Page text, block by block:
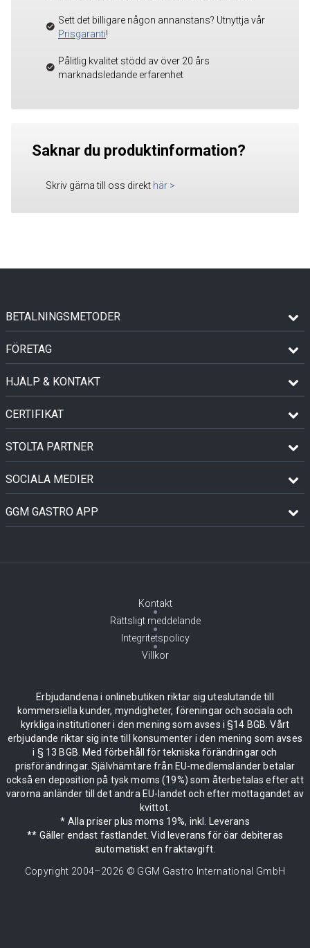
Sett det billigare någon annanstans? Utnyttja vår
Prisgaranti!
Pålitlig kvalitet stödd av över 20 års
marknadsledande erfarenhet
Saknar du produktinformation?
Skriv gärna till oss direkt här >
BETALNINGSMETODER
FÖRETAG
HJÄLP & KONTAKT
CERTIFIKAT
STOLTA PARTNER
SOCIALA MEDIER
GGM GASTRO APP
Kontakt
Rättsligt meddelande
Integritetspolicy
Villkor
Erbjudandena i onlinebutiken riktar sig uteslutande till
kommersiella kunder, myndigheter, föreningar och sociala och
kyrkliga institutioner i den mening som avses i §14 BGB. Vårt
erbjudande riktar sig inte till konsumenter i den mening som avses
i § 13 BGB. Med förbehåll för tekniska förändringar och
prisförändringar. Självhämtare från EU-medlemsländer betalar
också en deposition på tysk moms (19%) som återbetalas efter att
varorna anländer till det andra EU-landet och efter mottagandet av
kvittot.
* Alla priser plus moms 19%, inkl. Leverans
** Gäller endast fastlandet. Vid leverans för öar debiteras
automatiskt en fraktavgift.
Copyright 2004–2026 © GGM Gastro International GmbH